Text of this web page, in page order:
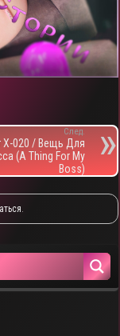
След.
X-020 / Вещь Для
(A Thing For My
Boss)